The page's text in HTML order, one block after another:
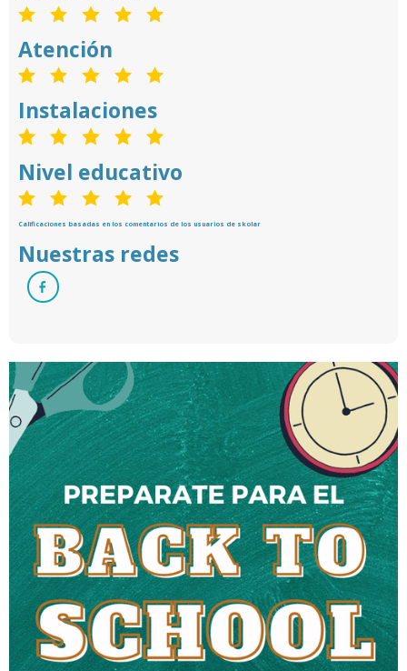
Atención
Instalaciones
Nivel educativo
Calificaciones basadas en los comentarios de los usuarios de skolar
Nuestras redes